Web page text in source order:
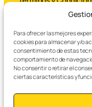
Para ofrecer las mejores
cookies para almacenar y/o
consentimiento de estas
comportamiento de
No consentir o retirar el
ciertas características y
B
u
s
c
a
© 2026 Eseraventura